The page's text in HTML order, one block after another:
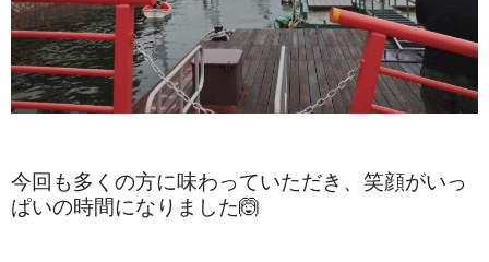
今回も多くの方に味わっていただき、笑顔がいっ
ぱいの時間になりました🙆